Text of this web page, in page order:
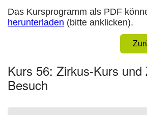
Das Kursprogramm als PDF
herunterladen (bitte anklicken).
Kurs 56: Zirkus-Kurs und
Besuch